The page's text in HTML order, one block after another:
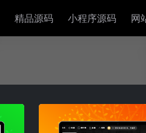
精品源码 小程序源码 网